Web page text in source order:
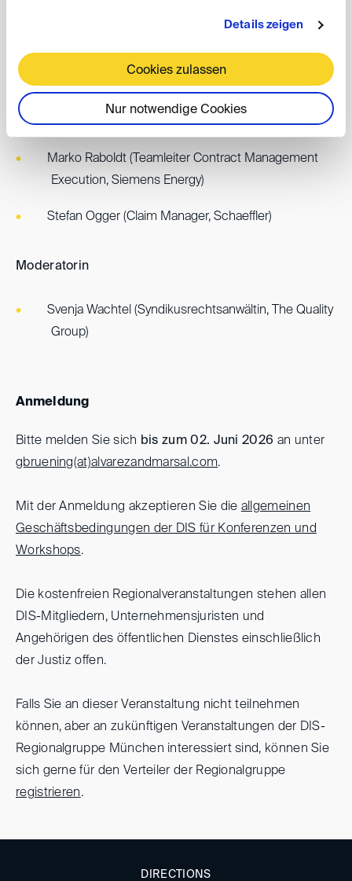
Details zeigen
Cookies zulassen
Nur notwendige Cookies
Häppchen und Drinks ein – eine ideale Gelegenheit, die
auszutauschen.
Panelisten
Marko Raboldt (Teamleiter Contract Management
Execution, Siemens Energy)
Stefan Ogger (Claim Manager, Schaeffler)
Moderatorin
Svenja Wachtel (Syndikusrechtsanwältin, The Quality
Group)
Anmeldung
Bitte melden Sie sich bis zum 02. Juni 2026 an unter
gbruening(at)alvarezandmarsal.com.
Mit der Anmeldung akzeptieren Sie die allgemeinen
Geschäftsbedingungen der DIS für Konferenzen und
Workshops.
Die kostenfreien Regionalveranstaltungen stehen allen
DIS-Mitgliedern, Unternehmensjuristen und
Angehörigen des öffentlichen Dienstes einschließlich
der Justiz offen.
Falls Sie an dieser Veranstaltung nicht teilnehmen
können, aber an zukünftigen Veranstaltungen der DIS-
Regionalgruppe München interessiert sind, können Sie
sich gerne für den Verteiler der Regionalgruppe
registrieren.
DIRECTIONS